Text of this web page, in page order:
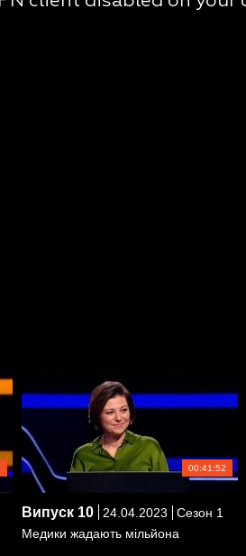
00:41:52
Випуск 10 24.04.2023
Сезон 1
Медики жадають мільйона